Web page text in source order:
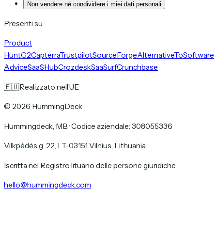
Non vendere né condividere i miei dati personali
Presenti su
Product
HuntG2CapterraTrustpilotSourceForgeAlternativeToSoftware
AdviceSaaSHubCrozdeskSaaSurfCrunchbase
🇪🇺Realizzato nell’UE
© 2026 HummingDeck
Hummingdeck, MB ·Codice aziendale: 308055336
Vilkpėdės g. 22, LT-03151 Vilnius, Lithuania
Iscritta nel Registro lituano delle persone giuridiche
hello@hummingdeck.com